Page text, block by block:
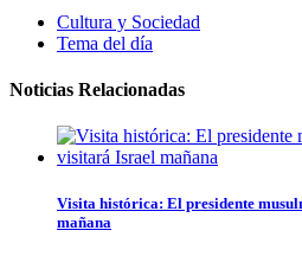
Cultura y Sociedad
Tema del día
Noticias Relacionadas
Visita histórica: El presidente
mañana